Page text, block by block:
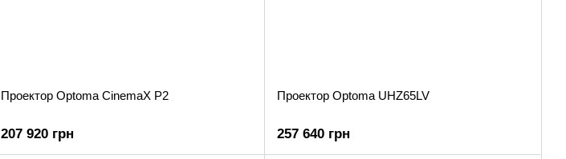
Проектор Optoma CinemaX P2
207 920 грн
Проектор Optoma UHZ65LV
257 640 грн